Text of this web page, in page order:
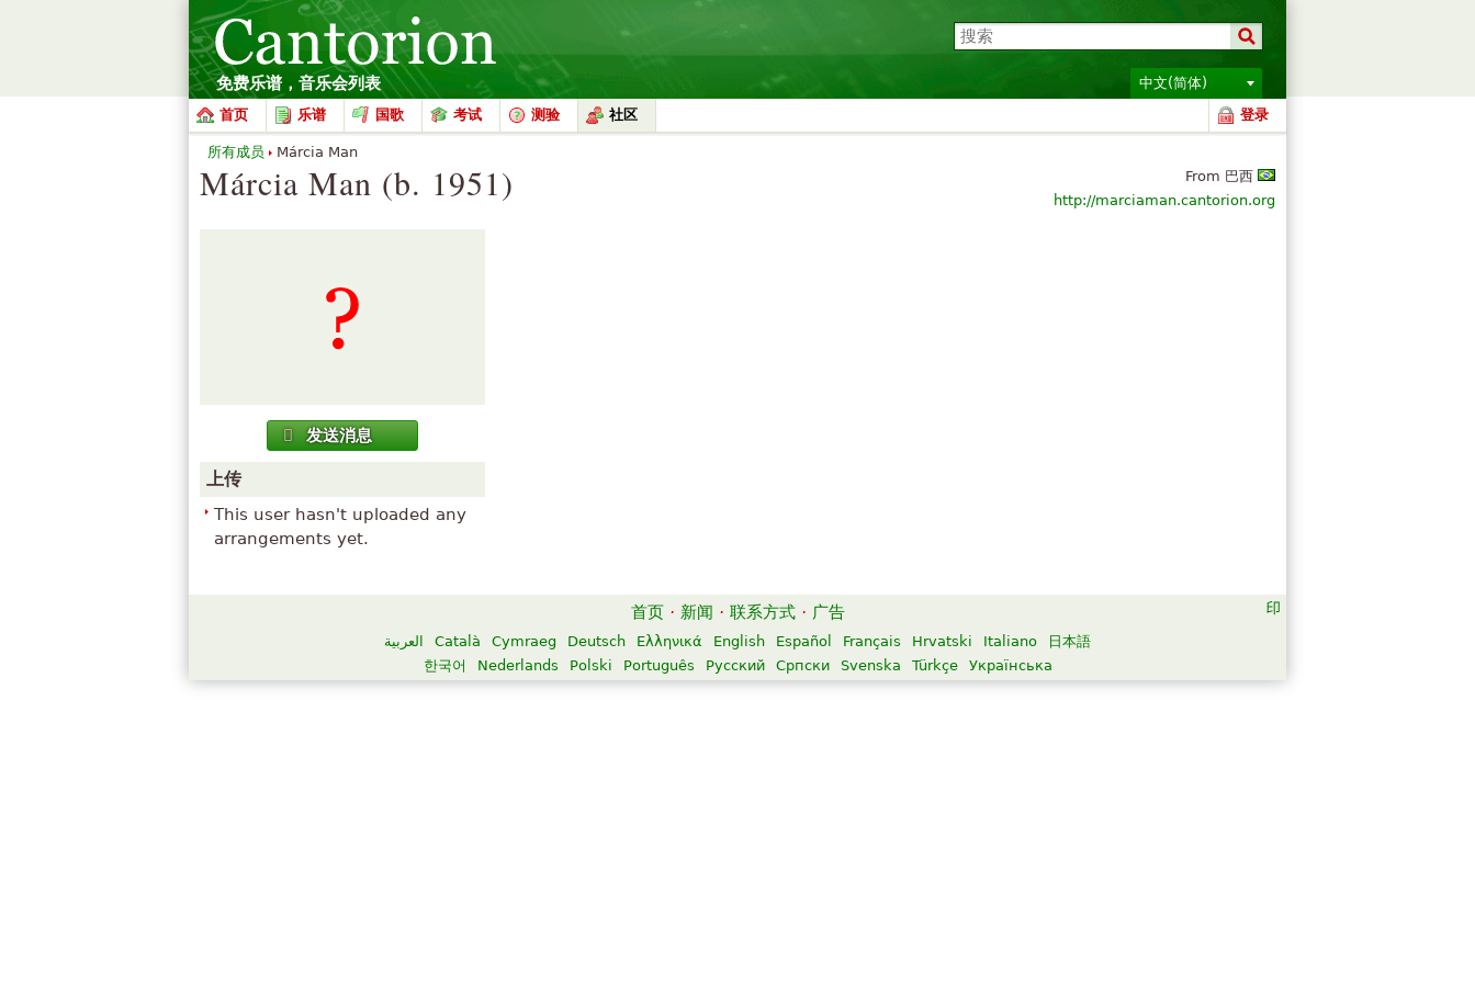
免费乐谱，音乐会列表
中文(简体)
首页
乐谱 国歌 考试 测验 社区 登录
From 巴西
http://marciaman.cantorion.org
Márcia Man (b. 1951)
发送消息
上传
This user hasn't uploaded any
arrangements yet.
所有成员 Márcia Man
首页 · 新闻 · 联系方式 · 广告
العربية Català Cymraeg Deutsch Ελληνικά English Español Français Hrvatski Italiano
日本語
한국어
Nederlands Polski Português Русский Српски Svenska Türkçe Українська